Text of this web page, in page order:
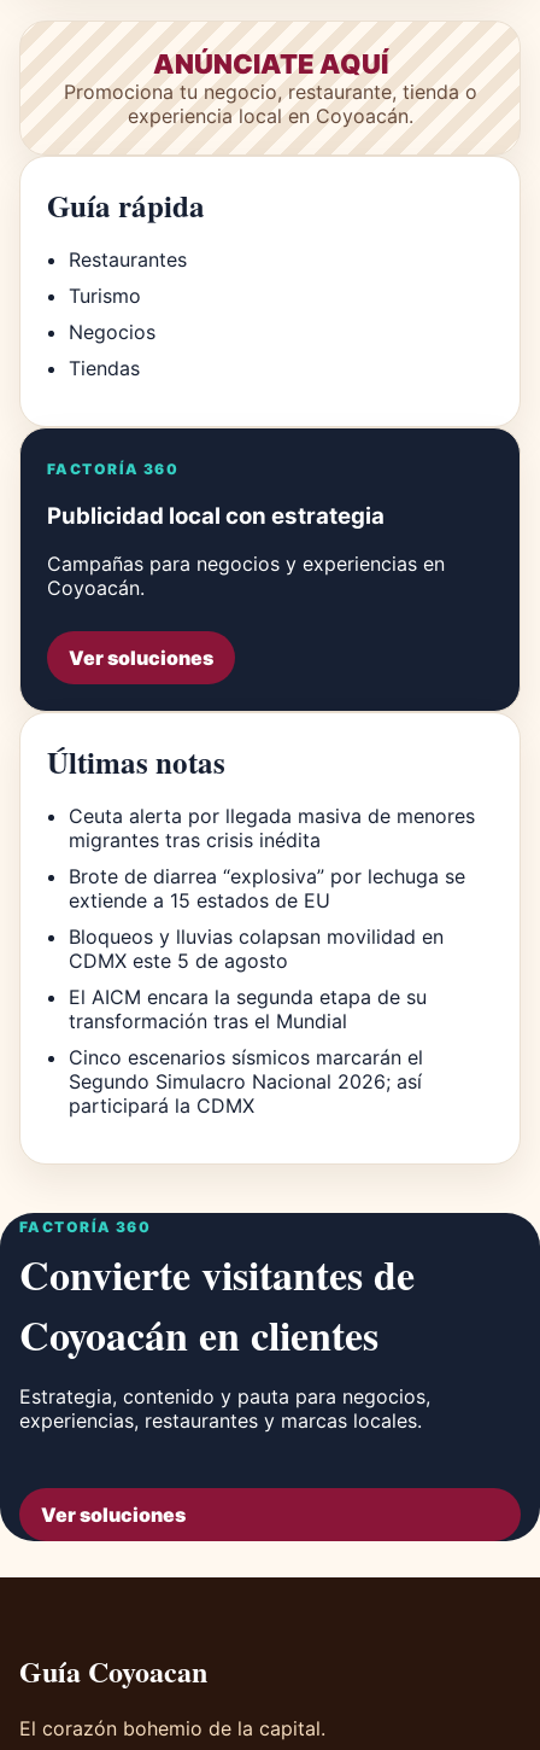
ANÚNCIATE AQUÍ
Promociona tu negocio, restaurante, tienda o
experiencia local en Coyoacán.
Guía rápida
Restaurantes
Turismo
Negocios
Tiendas
FACTORÍA 360
Publicidad local con estrategia
Campañas para negocios y experiencias en
Coyoacán.
Ver soluciones
Últimas notas
Ceuta alerta por llegada masiva de menores
migrantes tras crisis inédita
Brote de diarrea “explosiva” por lechuga se
extiende a 15 estados de EU
Bloqueos y lluvias colapsan movilidad en
CDMX este 5 de agosto
El AICM encara la segunda etapa de su
transformación tras el Mundial
Cinco escenarios sísmicos marcarán el
Segundo Simulacro Nacional 2026; así
participará la CDMX
FACTORÍA 360
Convierte visitantes de
Coyoacán en clientes
Estrategia, contenido y pauta para negocios,
experiencias, restaurantes y marcas locales.
Ver soluciones
Guía Coyoacan
El corazón bohemio de la capital.